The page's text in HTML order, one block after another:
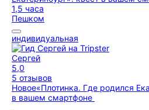
1,5 часа
Пешком
индивидуальная
Сергей
5,0
5 отзывов
Новое«Плотинка. Где родился
в вашем смартфоне